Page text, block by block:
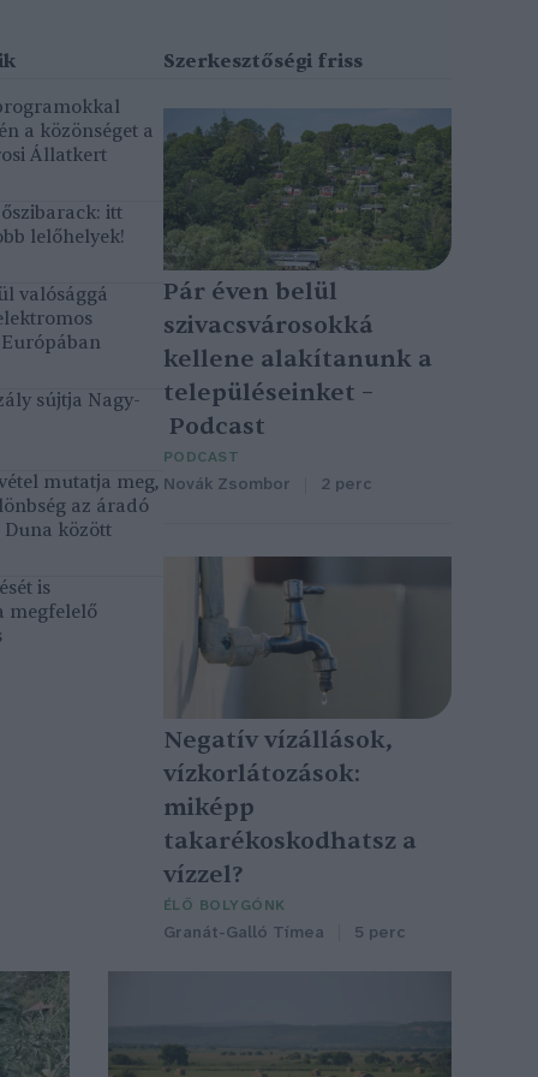
a közönséget a
Állatkert
itt
lelőhelyek!
valósággá
sújtja Nagy-
mutatja meg,
az áradó
Duna között
is
megfelelő
Pár éven belül
szivacsvárosokká
kellene alakítanunk a
településeinket –
Podcast
PODCAST
Novák Zsombor 2 perc
Negatív vízállások,
vízkorlátozások:
miképp
takarékoskodhatsz a
vízzel?
ÉLŐ BOLYGÓNK
Granát-Galló Tímea 5 perc